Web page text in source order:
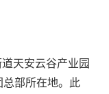
天安云谷产业园
部所在地。此